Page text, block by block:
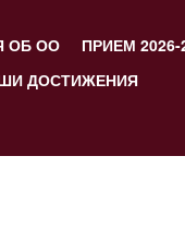
ОБ ОО ПРИЕМ 2026-
ДОСТИЖЕНИЯ